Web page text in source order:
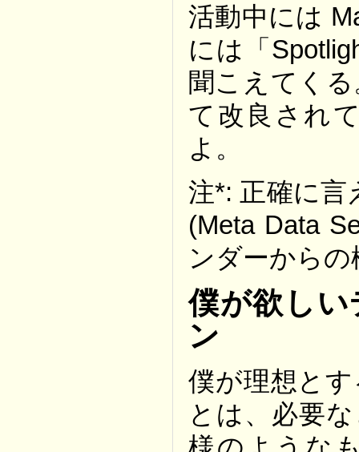
活動中には
には「
聞こえてく
て改良され
よ。
注*: 正確に言
(Meta Data
ンダーから
僕が欲し
ン
僕が理想と
とは、必要